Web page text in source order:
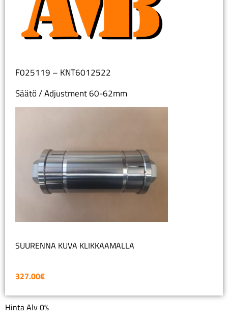
F025119 – KNT6012522
Säätö / Adjustment 60-62mm
SUURENNA KUVA KLIKKAAMALLA
327.00€
Hinta Alv 0%